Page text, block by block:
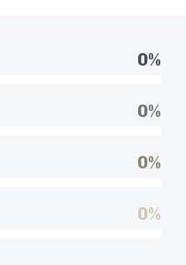
0%
0%
0%
0%